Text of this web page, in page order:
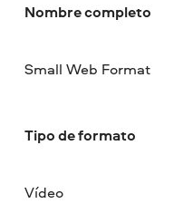
Nombre completo
Small Web Format
Tipo de formato
Vídeo